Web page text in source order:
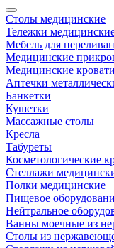
Столы медицинские
Тележки
Мебель для
Медицинские
Медицинские кровати
Аптечки
Банкетки
Кушетки
Массажные столы
Кресла
Табуреты
Косметологические
Стеллажи
Полки медицинские
Пищевое
Нейтральное
Ванны моечные из
Столы из